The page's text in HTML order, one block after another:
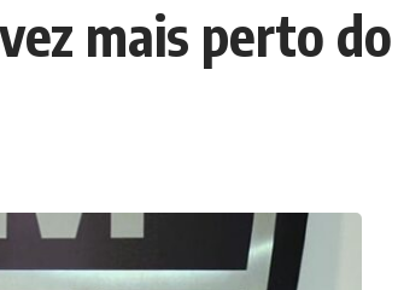
mais perto